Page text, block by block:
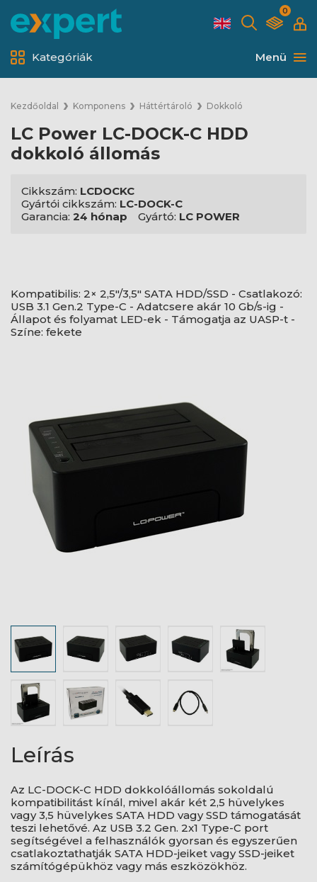
0
Menü
Kategóriák
Kezdőoldal Komponens Háttértároló Dokkoló
LC Power LC-DOCK-C HDD
dokkoló állomás
Cikkszám: LCDOCKC
Gyártói cikkszám: LC-DOCK-C
Garancia: 24 hónap Gyártó: LC POWER
Kompatibilis: 2× 2,5"/3,5" SATA HDD/SSD - Csatlakozó:
USB 3.1 Gen.2 Type-C - Adatcsere akár 10 Gb/s-ig -
Állapot és folyamat LED-ek - Támogatja az UASP-t -
Színe: fekete
Leírás
Az LC-DOCK-C HDD dokkolóállomás sokoldalú
kompatibilitást kínál, mivel akár két 2,5 hüvelykes
vagy 3,5 hüvelykes SATA HDD vagy SSD támogatását
teszi lehetővé. Az USB 3.2 Gen. 2x1 Type-C port
segítségével a felhasználók gyorsan és egyszerűen
csatlakoztathatják SATA HDD-jeiket vagy SSD-jeiket
számítógépükhöz vagy más eszközökhöz.